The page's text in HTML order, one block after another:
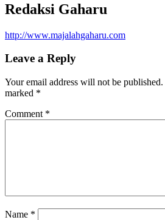
Redaksi Gaharu
http://www.majalahgaharu.com
Leave a Reply
Your email address will not be published.
marked *
Comment *
Name *